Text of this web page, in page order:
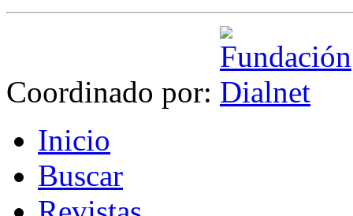
Coordinado por:
Inicio
Buscar